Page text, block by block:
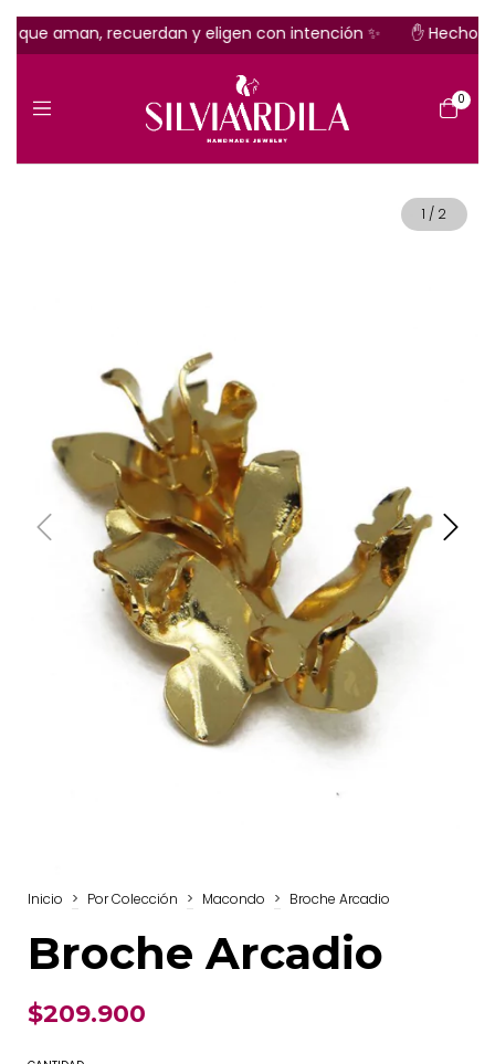
aman, recuerdan y eligen con intención ✨ ✋ Hecho a
0
1 / 2
Inicio > Por Colección > Macondo > Broche Arcadio
Broche Arcadio
$209.900